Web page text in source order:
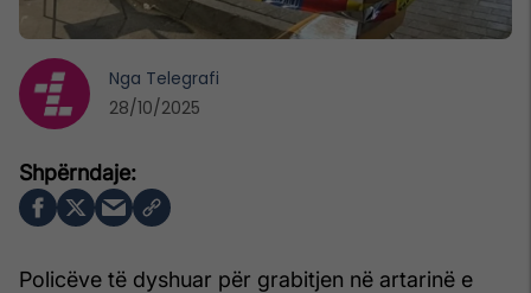
Policëve të dyshuar për grabitjen në artarinë e
Nga Telegrafi
28/10/2025